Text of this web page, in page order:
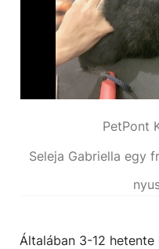
PetPont
Seleja Gabriella egy
Általában 3-12